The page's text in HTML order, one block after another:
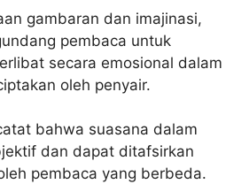
gambaran dan imajinasi,
pembaca untuk
secara emosional dalam
oleh penyair.
bahwa suasana dalam
dan dapat ditafsirkan
pembaca yang berbeda.